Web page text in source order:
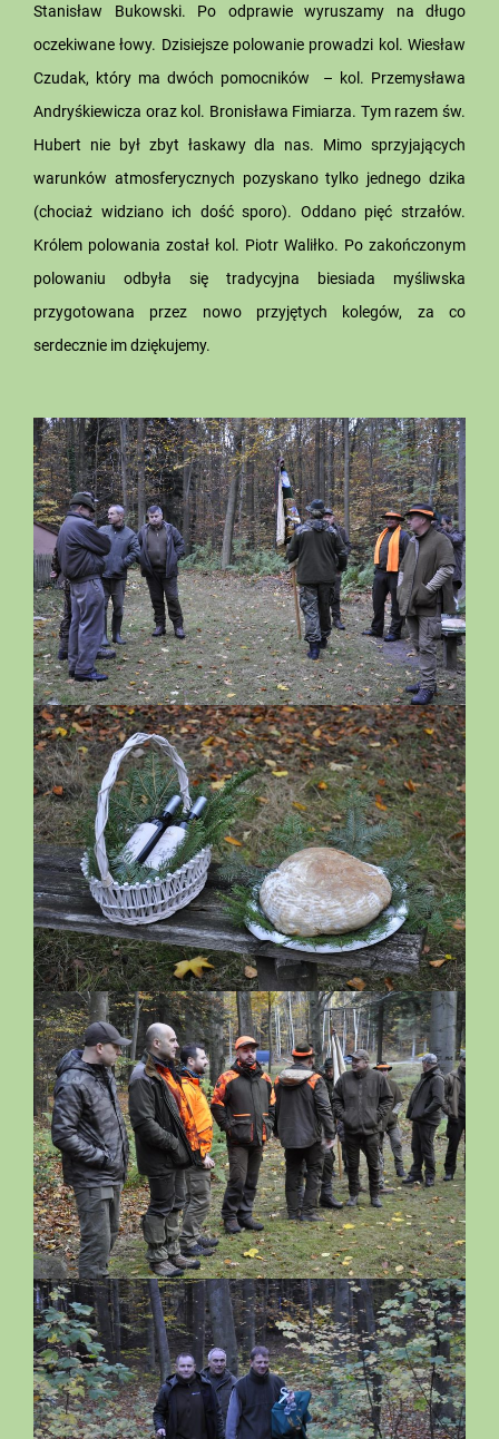
Stanisław Bukowski. Po odprawie wyruszamy na długo
oczekiwane łowy. Dzisiejsze polowanie prowadzi kol. Wiesław
Czudak, który ma dwóch pomocników – kol. Przemysława
Andryśkiewicza oraz kol. Bronisława Fimiarza. Tym razem św.
Hubert nie był zbyt łaskawy dla nas. Mimo sprzyjających
warunków atmosferycznych pozyskano tylko jednego dzika
(chociaż widziano ich dość sporo). Oddano pięć strzałów.
Królem polowania został kol. Piotr Waliłko. Po zakończonym
polowaniu odbyła się tradycyjna biesiada myśliwska
przygotowana przez nowo przyjętych kolegów, za co
serdecznie im dziękujemy.